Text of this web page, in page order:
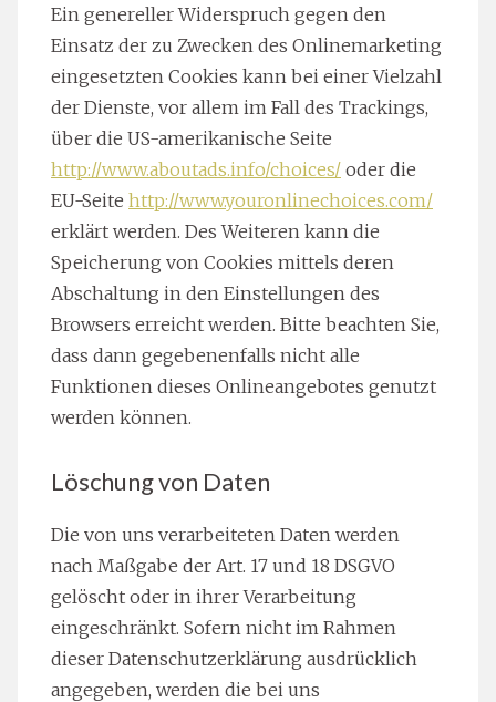
Ein genereller Widerspruch gegen den
Einsatz der zu Zwecken des Onlinemarketing
eingesetzten Cookies kann bei einer Vielzahl
der Dienste, vor allem im Fall des Trackings,
über die US-amerikanische Seite
http://www.aboutads.info/choices/ oder die
EU-Seite http://www.youronlinechoices.com/
erklärt werden. Des Weiteren kann die
Speicherung von Cookies mittels deren
Abschaltung in den Einstellungen des
Browsers erreicht werden. Bitte beachten Sie,
dass dann gegebenenfalls nicht alle
Funktionen dieses Onlineangebotes genutzt
werden können.
Löschung von Daten
Die von uns verarbeiteten Daten werden
nach Maßgabe der Art. 17 und 18 DSGVO
gelöscht oder in ihrer Verarbeitung
eingeschränkt. Sofern nicht im Rahmen
dieser Datenschutzerklärung ausdrücklich
angegeben, werden die bei uns